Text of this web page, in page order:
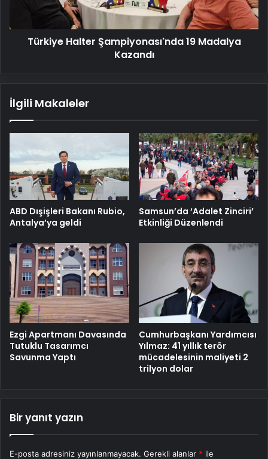
Türkiye Halter Şampiyonası'nda 19 Madalya
Kazandı
İlgili Makaleler
ABD Dışişleri Bakanı Rubio,
Antalya’ya geldi
Samsun’da ‘Adalet Zinciri’
Etkinliği Düzenlendi
Ezgi Apartmanı Davasında
Tutuklu Tasarımcı
Savunma Yaptı
Cumhurbaşkanı Yardımcısı
Yılmaz: 41 yıllık terör
mücadelesinin maliyeti 2
trilyon dolar
Bir yanıt yazın
E-posta adresiniz yayınlanmayacak. Gerekli alanlar * ile